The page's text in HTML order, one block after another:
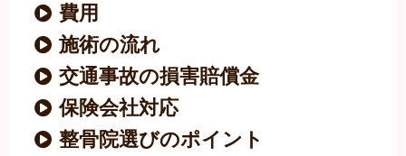
費用
施術の流れ
交通事故の損害賠償金
保険会社対応
整骨院選びのポイント